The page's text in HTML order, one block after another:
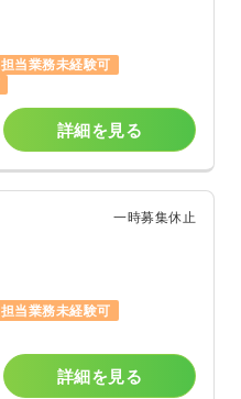
担当業務未経験可
詳細を見る
一時募集休止
担当業務未経験可
詳細を見る